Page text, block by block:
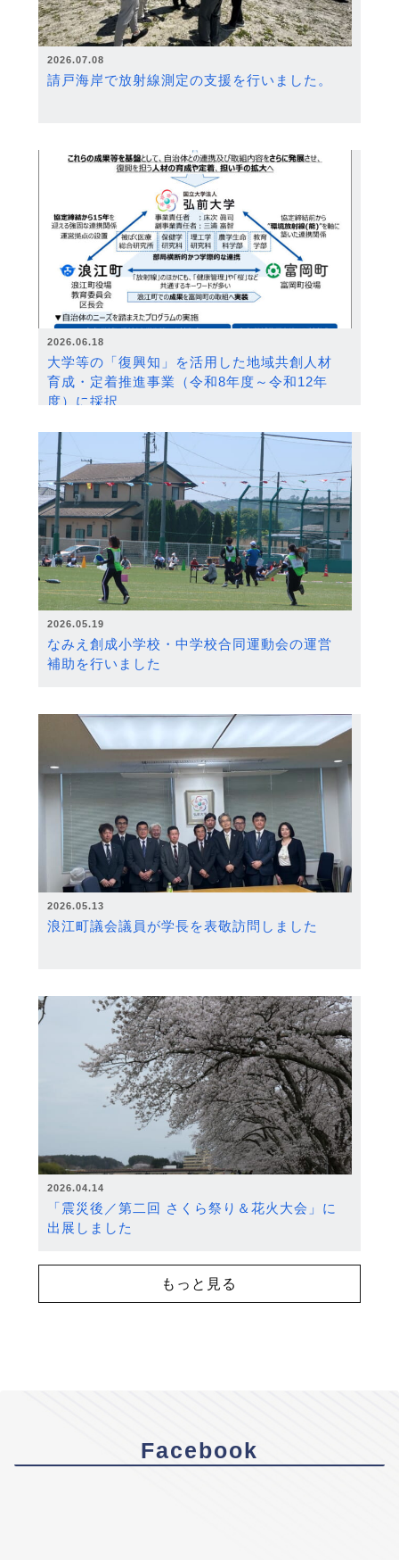
2026.07.08
請戸海岸で放射線測定の支援を行いました。
2026.06.18
大学等の「復興知」を活用した地域共創人材
育成・定着推進事業（令和8年度～令和12年
度）に採択
2026.05.19
なみえ創成小学校・中学校合同運動会の運営
補助を行いました
2026.05.13
浪江町議会議員が学長を表敬訪問しました
2026.04.14
「震災後／第二回 さくら祭り＆花火大会」に
出展しました
もっと見る
Facebook